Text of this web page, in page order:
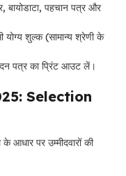
बायोडाटा, पहचान पत्र और
योग्य शुल्क (सामान्य श्रेणी के
पत्र का प्रिंट आउट लें।
Selection
आधार पर उम्मीदवारों की